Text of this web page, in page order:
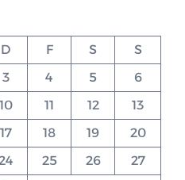
D F S
S
3 4 5
6
10 11 12
13
17 18 19
20
25 26
27